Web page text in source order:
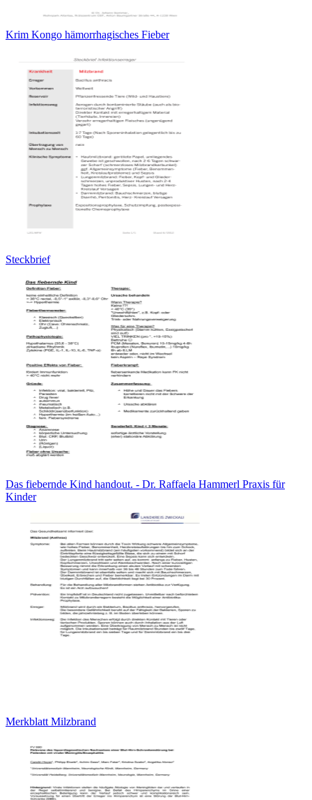
Krim Kongo hämorrhagisches Fieber
Steckbrief
Das fiebernde Kind handout. - Dr. Raffaela Hammerl Praxis für
Kinder
Merkblatt Milzbrand